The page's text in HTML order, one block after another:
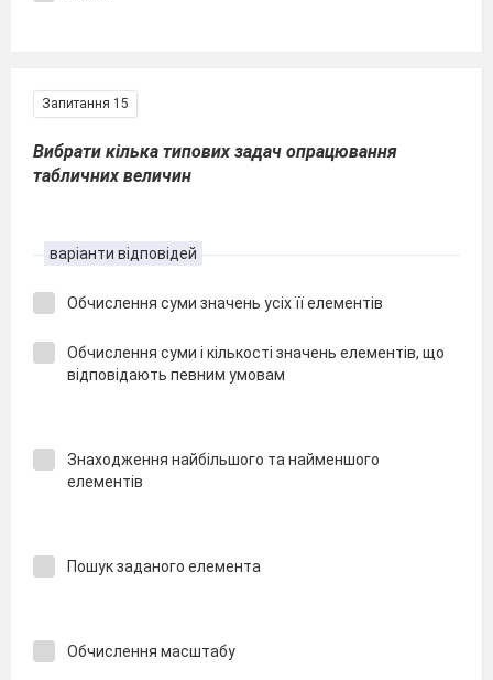
Запитання 15
Вибрати кілька типових задач опрацювання
табличних величин
варіанти відповідей
Обчислення суми значень усіх її елементів
Обчислення суми і кількості значень елементів, що
відповідають певним умовам
Знаходження найбільшого та найменшого
елементів
Пошук заданого елемента
Обчислення масштабу